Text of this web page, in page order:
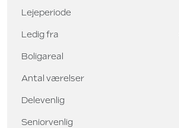
Lejeperiode
Ledig fra
Boligareal
Antal værelser
Delevenlig
Seniorvenlig